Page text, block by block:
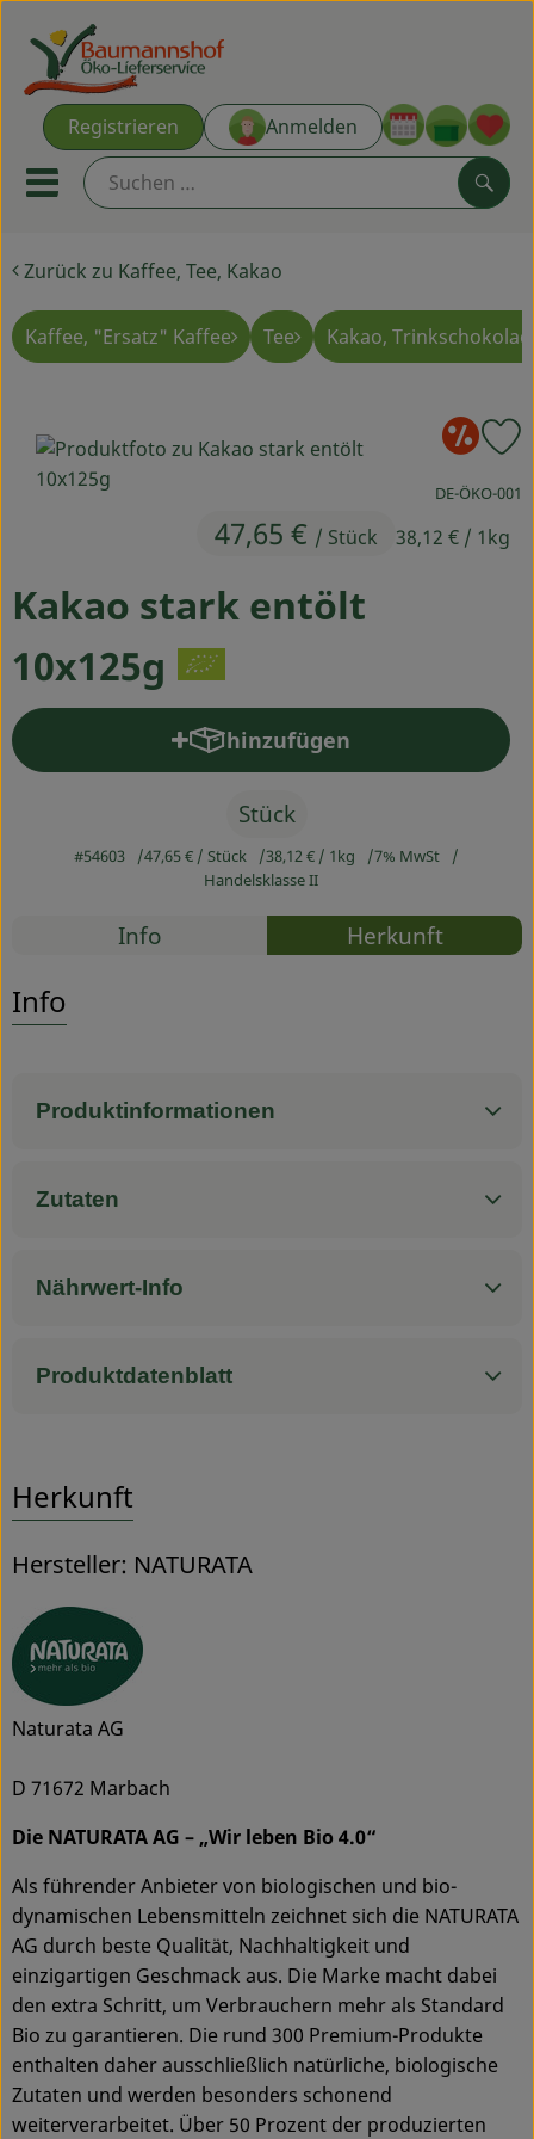
Registrieren Anmelden
Mobiles Menu öffnen oder
Ökokisten
Kochkisten
THEMENWELTEN
Obst & Gemüse
Kühltheke
Backwaren
Haltbares
Drogerie
Über uns
Service
Zurück zu Kaffee, Tee, Kakao
Kaffee, "Ersatz" Kaffee Tee Kakao,
Kakao stark entölt
10x125g
47,65 € / Stück 38,12 € / 1kg
,DE-ÖKO-001
hinzufügen
Produkt zum Warenkorb
Stück
#54603 47,65 € / Stück 38,12 € / 1kg
7% MwSt
Handelsklasse II
Rezepte
Info Herkunft
Info
Produktinformationen
Zutaten
Nährwert-Info
Produktdatenblatt
Herkunft
Hersteller: NATURATA
Naturata AG
D 71672 Marbach
Die NATURATA AG – „Wir leben Bio 4.0“
Als führender Anbieter von biologischen und bio-
dynamischen Lebensmitteln zeichnet sich die NATURATA
AG durch beste Qualität, Nachhaltigkeit und
einzigartigen Geschmack aus. Die Marke macht dabei
den extra Schritt, um Verbrauchern mehr als Standard
Bio zu garantieren. Die rund 300 Premium-Produkte
enthalten daher ausschließlich natürliche, biologische
Zutaten und werden besonders schonend
weiterverarbeitet. Über 50 Prozent der produzierten